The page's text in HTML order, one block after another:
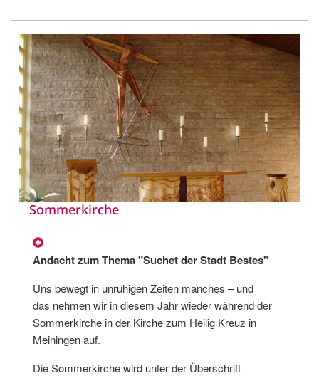
Sommerkirche
Andacht zum Thema "Suchet der Stadt Bestes"
Uns bewegt in unruhigen Zeiten manches – und
das nehmen wir in diesem Jahr wieder während der
Sommerkirche in der Kirche zum Heilig Kreuz in
Meiningen auf.
Die Sommerkirche wird unter der Überschrift